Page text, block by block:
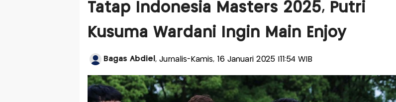
Tatap Indonesia Masters 2025, Putri
Kusuma Wardani Ingin Main Enjoy
Bagas Abdiel , Jurnalis-Kamis, 16 Januari 2025 |11:54 WIB